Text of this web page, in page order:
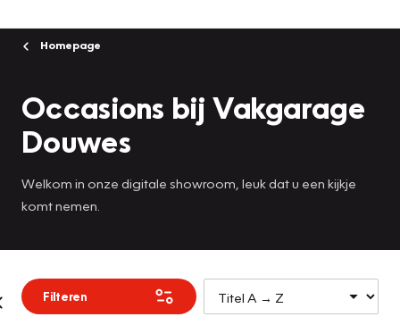
Homepage
Occasions bij Vakgarage
Douwes
Welkom in onze digitale showroom, leuk dat u een kijkje
komt nemen.
Filteren